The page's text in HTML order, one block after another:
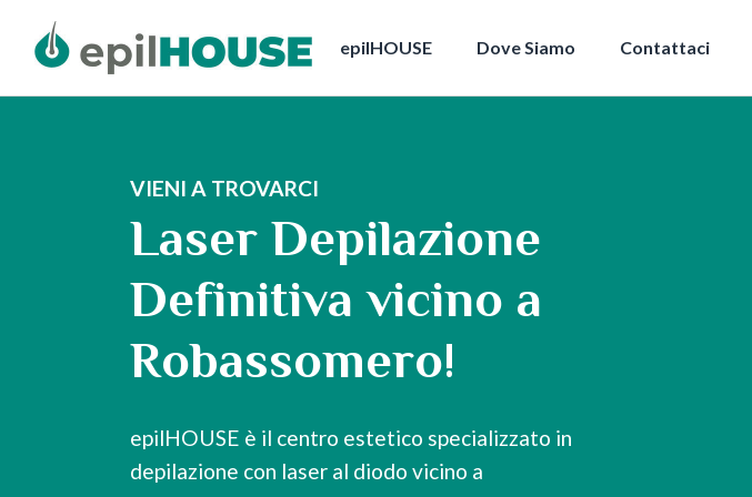
epilHOUSE Dove Siamo Contattaci
VIENI A TROVARCI
Laser Depilazione
Definitiva vicino a
Robassomero!
epilHOUSE è il centro estetico specializzato in
depilazione con laser al diodo vicino a